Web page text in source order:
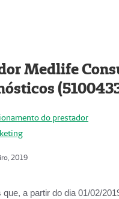
Medlife
do prestador
2019
que, a partir do dia 01/02/